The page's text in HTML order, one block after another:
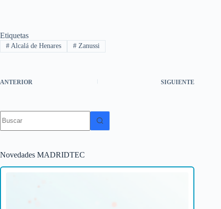
Etiquetas
#Alcalá de Henares #Zanussi
ANTERIOR SIGUIENTE
resultados
Novedades MADRIDTEC